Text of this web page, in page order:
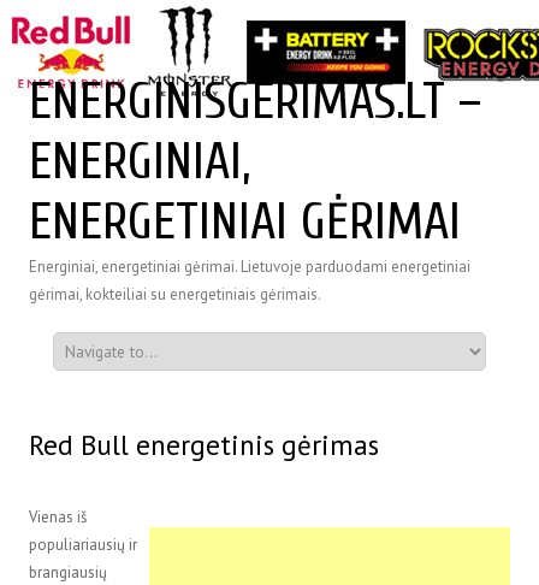
ENERGINISGERIMAS.LT –
ENERGINIAI,
ENERGETINIAI GĖRIMAI
Energiniai, energetiniai gėrimai. Lietuvoje parduodami energetiniai
gėrimai, kokteiliai su energetiniais gėrimais.
Red Bull energetinis gėrimas
Vienas iš
populiariausių ir
brangiausių